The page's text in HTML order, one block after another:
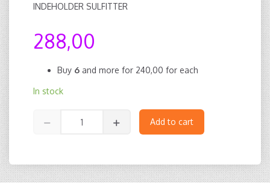
INDEHOLDER SULFITTER
288,00
Buy 6 and more for 240,00 for each
In stock
Add to cart